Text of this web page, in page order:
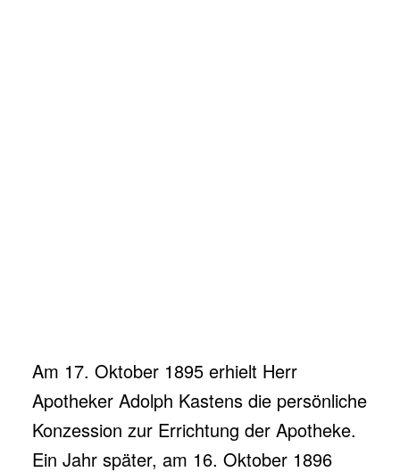
Am 17. Oktober 1895 erhielt Herr
Apotheker Adolph Kastens die persönliche
Konzession zur Errichtung der Apotheke.
Ein Jahr später, am 16. Oktober 1896